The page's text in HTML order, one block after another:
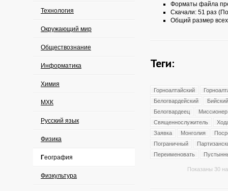
Технология
Окружающий мир
Обществознание
Информатика
Химия
МХК
Русский язык
Физика
География
Физкультура
Форматы файла
Скачали: 51 раз
Общий размер
Теги:
Горноалтайский
Белогвардейский
Бийский
Белогвардеец
Миссионер
Священнослужитель
Заявка
Монголия
Пограничный
Переименовать
Показаны 30